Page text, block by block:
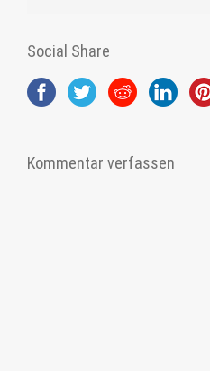
Social Share
Kommentar verfassen